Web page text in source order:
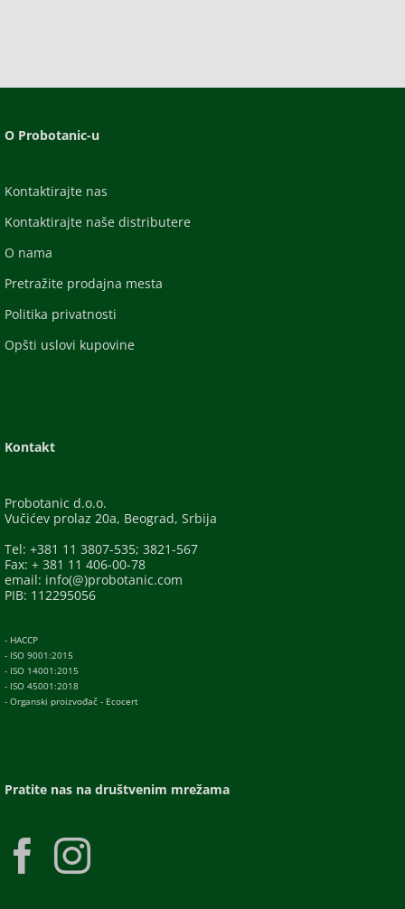
O Probotanic-u
Kontaktirajte nas
Kontaktirajte naše distributere
O nama
Pretražite prodajna mesta
Politika privatnosti
Opšti uslovi kupovine
Kontakt
Probotanic d.o.o.
Vučićev prolaz 20a, Beograd, Srbija
Tel: +381 11 3807-535; 3821-567
Fax: + 381 11 406-00-78
email: info(@)probotanic.com
PIB: 112295056
- HACCP
- ISO 9001:2015
- ISO 14001:2015
- ISO 45001:2018
- Organski proizvođač - Ecocert
Pratite nas na društvenim mrežama